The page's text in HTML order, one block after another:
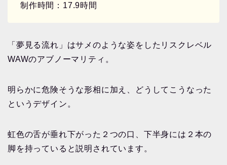
制作時間：17.9時間
「夢見る流れ」はサメのような姿をしたリスクレベル
WAWのアブノーマリティ。
明らかに危険そうな形相に加え、どうしてこうなった
というデザイン。
虹色の舌が垂れ下がった２つの口、下半身には２本の
脚を持っていると説明されています。